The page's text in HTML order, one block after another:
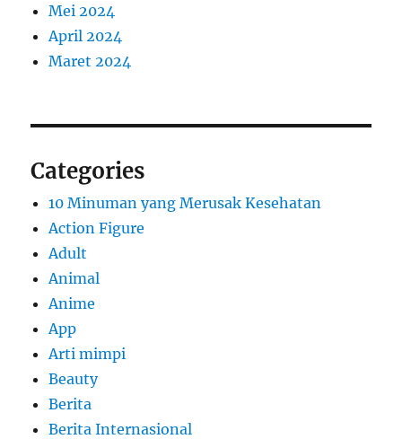
Mei 2024
April 2024
Maret 2024
Categories
10 Minuman yang Merusak Kesehatan
Action Figure
Adult
Animal
Anime
App
Arti mimpi
Beauty
Berita
Berita Internasional